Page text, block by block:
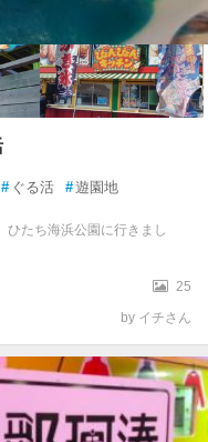
# ぐる活 #遊園地
ひたち海浜公園に行きまし
25
by イチさん